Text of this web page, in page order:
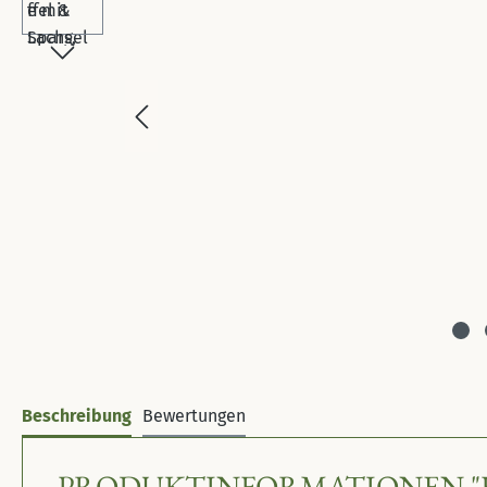
Beschreibung Bewertungen